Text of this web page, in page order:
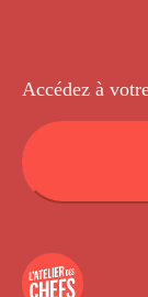
Accédez à